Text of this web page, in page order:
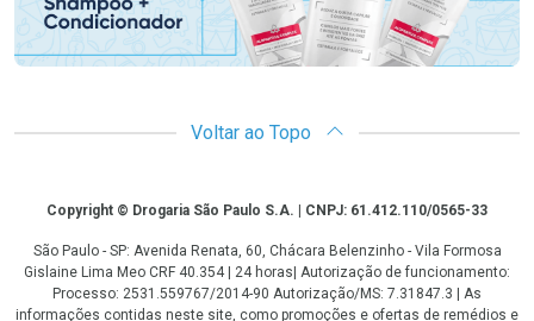
Voltar ao Topo
CopyrightCopyright © Drogaria São Paulo S.A. | CNPJ: 61.412.110/0565-33
São Paulo - SP: Avenida Renata, 60, Chácara Belenzinho - Vila Formosa
Gislaine Lima Meo CRF 40.354 | 24 horas| Autorização de funcionamento:
Processo: 2531.559767/2014-90 Autorização/MS: 7.31847.3 | As
informações contidas neste site, como promoções e ofertas de remédios e